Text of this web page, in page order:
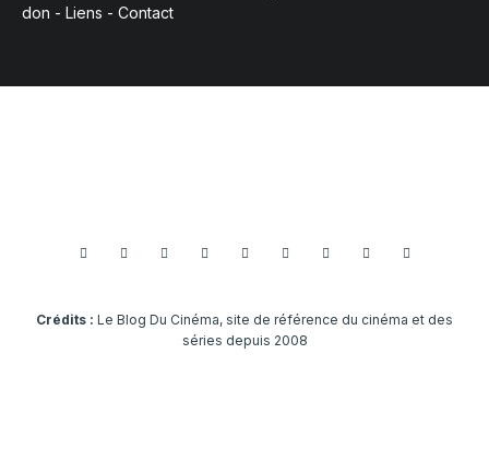
don - Liens - Contact
Crédits : Le Blog Du Cinéma, site de référence du cinéma et des
séries depuis 2008